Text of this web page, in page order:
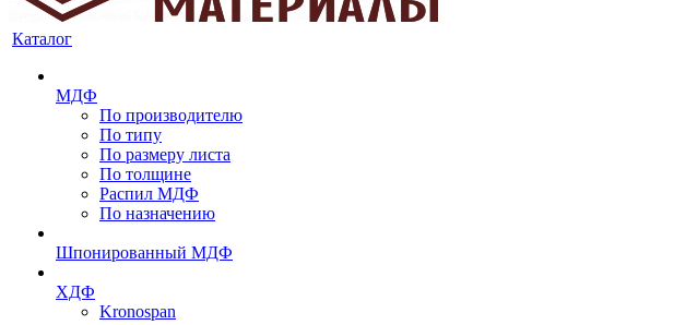
Каталог
МДФ
По производителю
По типу
По размеру листа
По толщине
Распил МДФ
По назначению
Шпонированный МДФ
ХДФ
Kronospan